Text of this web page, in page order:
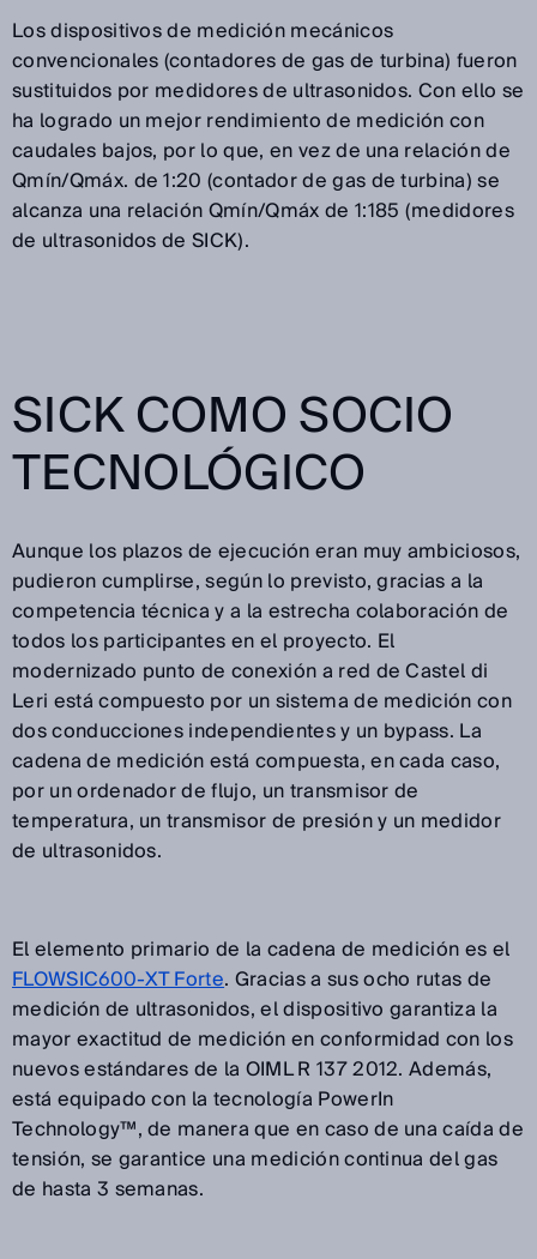
Los dispositivos de medición mecánicos
convencionales (contadores de gas de turbina) fueron
sustituidos por medidores de ultrasonidos. Con ello se
ha logrado un mejor rendimiento de medición con
caudales bajos, por lo que, en vez de una relación de
Qmín/Qmáx. de 1:20 (contador de gas de turbina) se
alcanza una relación Qmín/Qmáx de 1:185 (medidores
de ultrasonidos de SICK).
SICK COMO SOCIO
TECNOLÓGICO
Aunque los plazos de ejecución eran muy ambiciosos,
pudieron cumplirse, según lo previsto, gracias a la
competencia técnica y a la estrecha colaboración de
todos los participantes en el proyecto. El
modernizado punto de conexión a red de Castel di
Leri está compuesto por un sistema de medición con
dos conducciones independientes y un bypass. La
cadena de medición está compuesta, en cada caso,
por un ordenador de flujo, un transmisor de
temperatura, un transmisor de presión y un medidor
de ultrasonidos.
El elemento primario de la cadena de medición es el
FLOWSIC600-XT Forte. Gracias a sus ocho rutas de
medición de ultrasonidos, el dispositivo garantiza la
mayor exactitud de medición en conformidad con los
nuevos estándares de la OIML R 137 2012. Además,
está equipado con la tecnología PowerIn
Technology™, de manera que en caso de una caída de
tensión, se garantice una medición continua del gas
de hasta 3 semanas.